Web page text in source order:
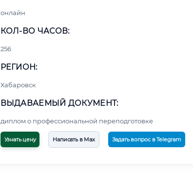
онлайн
КОЛ-ВО ЧАСОВ:
256
РЕГИОН:
Хабаровск
ВЫДАВАЕМЫЙ ДОКУМЕНТ:
диплом о профессиональной переподготовке
Узнать цену Написать в Max Задать вопрос в Telegram